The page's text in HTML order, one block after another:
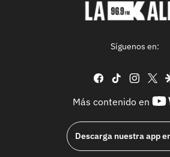
Síguenos en:
facebook
tiktok
Más contenido en
Descarga nuestra app